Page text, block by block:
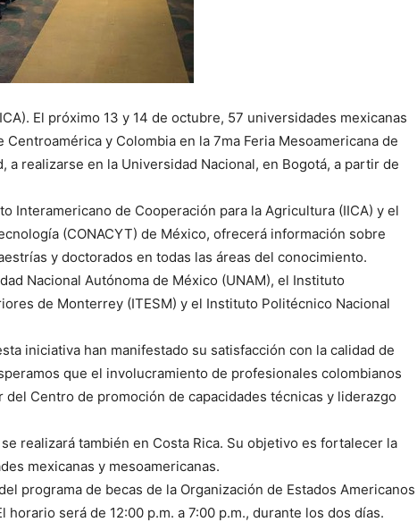
El próximo 13 y 14 de octubre, 57 universidades mexicanas
y Colombia en la 7ma Feria Mesoamericana de
a realizarse en la Universidad Nacional, en Bogotá, a partir de
Interamericano de Cooperación para la Agricultura (IICA) y el
(CONACYT) de México, ofrecerá información sobre
y doctorados en todas las áreas del conocimiento.
Nacional Autónoma de México (UNAM), el Instituto
de Monterrey (ITESM) y el Instituto Politécnico Nacional
iniciativa han manifestado su satisfacción con la calidad de
que el involucramiento de profesionales colombianos
del Centro de promoción de capacidades técnicas y liderazgo
realizará también en Costa Rica. Su objetivo es fortalecer la
mexicanas y mesoamericanas.
programa de becas de la Organización de Estados Americanos
horario será de 12:00 p.m. a 7:00 p.m., durante los dos días.